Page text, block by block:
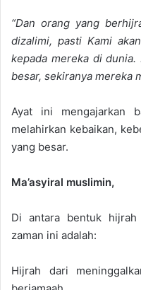
“Dan orang yang
dizalimi, pasti Kami
kepada mereka di
besar, sekiranya mereka
Ayat ini mengajarkan
melahirkan kebaikan,
yang besar.
Ma’asyiral muslimin,
Di antara bentuk
zaman ini adalah:
Hijrah dari